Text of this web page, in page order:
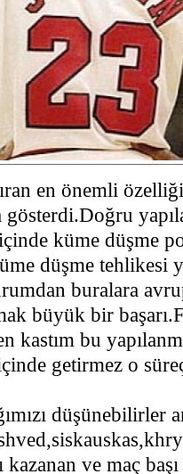
en önemli
gösterdi.Doğru
küme düşme
düşme tehlikesi
buralara
büyük bir
kastım bu
getirmez o
düşünebilirler
kazanan ve maç